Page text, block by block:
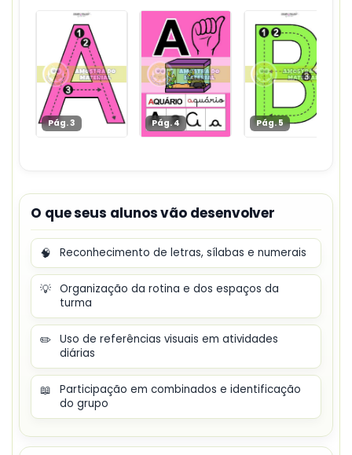
Pág. 3 Pág. 4 Pág. 5
O que seus alunos vão desenvolver
🧠 Reconhecimento de letras, sílabas e numerais
💡 Organização da rotina e dos espaços da
turma
✏️ Uso de referências visuais em atividades
diárias
📖
Participação em combinados e identificação
do grupo